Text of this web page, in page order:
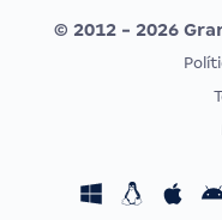
CONCURSOS POR
Concursos Fiscais
© 2012 - 2026